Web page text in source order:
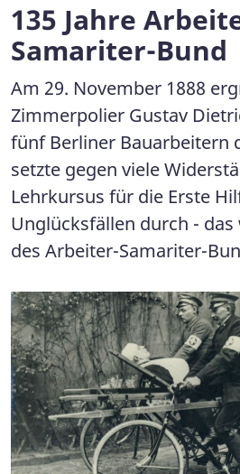
135 Jahre
Samariter-Bund
Am 29. November 1888
Zimmerpolier Gustav
fünf Berliner Bauarbeitern
setzte gegen viele
Lehrkursus für die Erste
Unglücksfällen durch -
des Arbeiter-Samariter-